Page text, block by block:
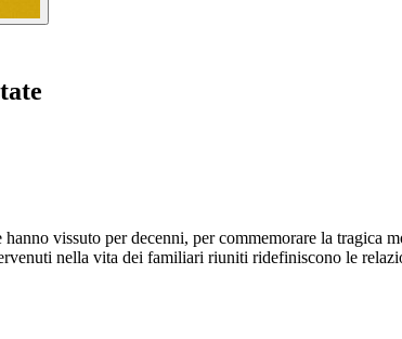
vissuto per decenni, per commemorare la
nella vita dei familiari riuniti ridefiniscono le